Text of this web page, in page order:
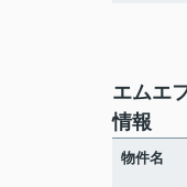
エムエ
情報
物件名